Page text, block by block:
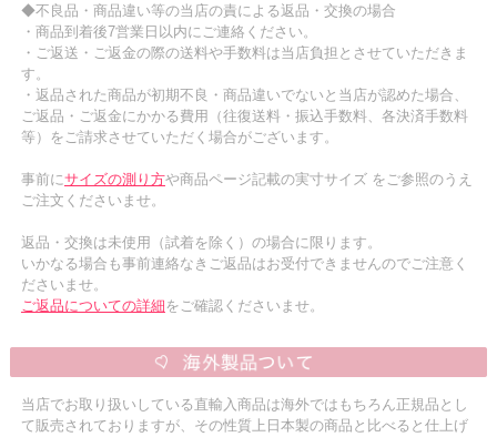
◆不良品・商品違い等の当店の責による返品・交換の場合
・商品到着後7営業日以内にご連絡ください。
・ご返送・ご返金の際の送料や手数料は当店負担とさせていただきま
す。
・返品された商品が初期不良・商品違いでないと当店が認めた場合、
ご返品・ご返金にかかる費用（往復送料・振込手数料、各決済手数料
等）をご請求させていただく場合がございます。
事前にサイズの測り方や商品ページ記載の実寸サイズ をご参照のうえ
ご注文くださいませ。
返品・交換は未使用（試着を除く）の場合に限ります。
いかなる場合も事前連絡なきご返品はお受付できませんのでご注意く
ださいませ。
ご返品についての詳細をご確認くださいませ。
当店でお取り扱いしている直輸入商品は海外ではもちろん正規品とし
て販売されておりますが、その性質上日本製の商品と比べると仕上げ